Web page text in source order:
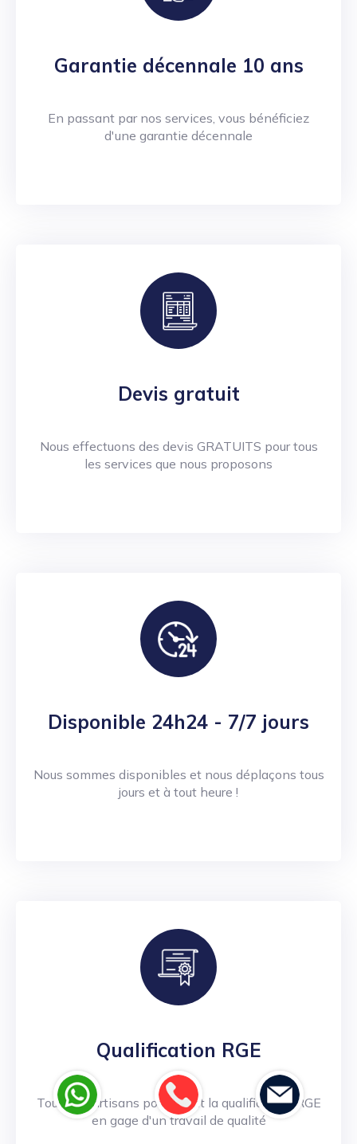
Garantie décennale 10 ans
En passant par nos services, vous bénéficiez
d'une garantie décennale
Devis gratuit
Nous effectuons des devis GRATUITS pour tous
les services que nous proposons
Disponible 24h24 - 7/7 jours
Nous sommes disponibles et nous déplaçons tous
jours et à tout heure !
Qualification RGE
Tous nos artisans possèdent la qualification RGE
en gage d'un travail de qualité